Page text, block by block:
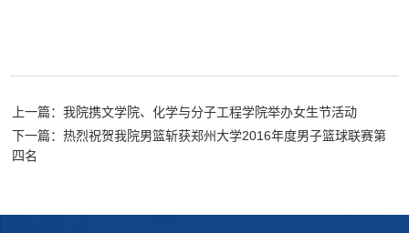
上一篇：我院携文学院、化学与分子工程学院举办女生节活动
下一篇：热烈祝贺我院男篮斩获郑州大学2016年度男子篮球联赛第
四名